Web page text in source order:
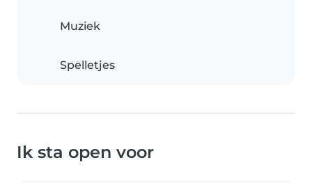
Muziek
Spelletjes
Ik sta open voor